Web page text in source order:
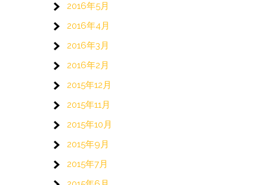
2016年5月
2016年4月
2016年3月
2016年2月
2015年12月
2015年11月
2015年10月
2015年9月
2015年7月